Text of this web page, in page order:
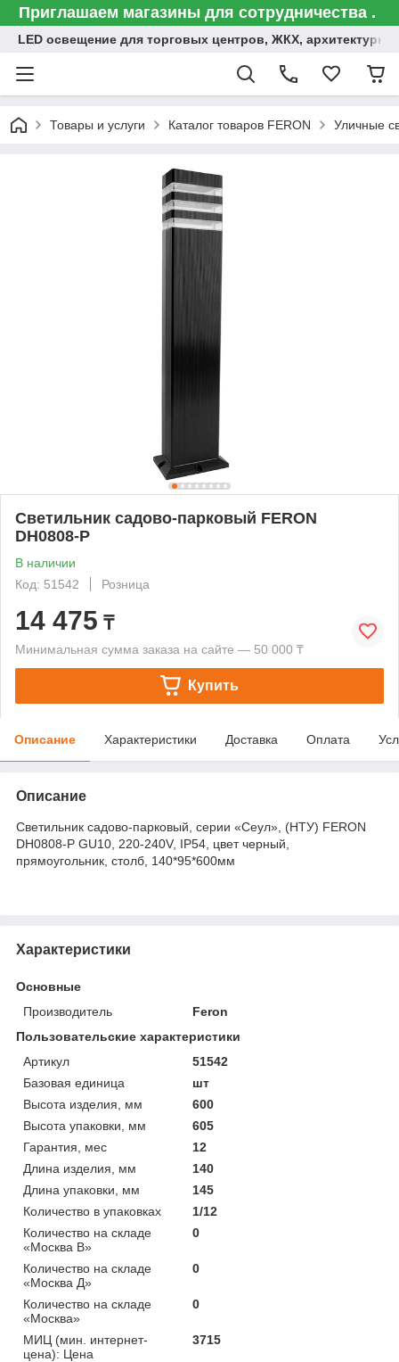
Приглашаем магазины для сотрудничества .
LED освещение для торговых центров, ЖКХ,
Товары и услуги Каталог товаров FERON Уличные
Светильник садово-парковый FERON
DH0808-P
В наличии
Код: 51542
Розница
14 475 ₸
Минимальная сумма заказа на сайте — 50 000 ₸
Купить
Описание Характеристики Доставка Оплата
Описание
Светильник садово-парковый, серии «Сеул», (НТУ) FERON
DH0808-P GU10, 220-240V, IP54, цвет черный,
прямоугольник, столб, 140*95*600мм
Характеристики
Основные
Производитель
Feron
Пользовательские характеристики
Артикул
51542
Базовая единица
шт
Высота изделия, мм
600
Высота упаковки, мм
605
Гарантия, мес
12
Длина изделия, мм
140
Длина упаковки, мм
145
Количество в упаковках
1/12
Количество на складе
«Москва В»
0
Количество на складе
«Москва Д»
0
Количество на складе
«Москва»
0
МИЦ (мин. интернет-
цена): Цена
3715